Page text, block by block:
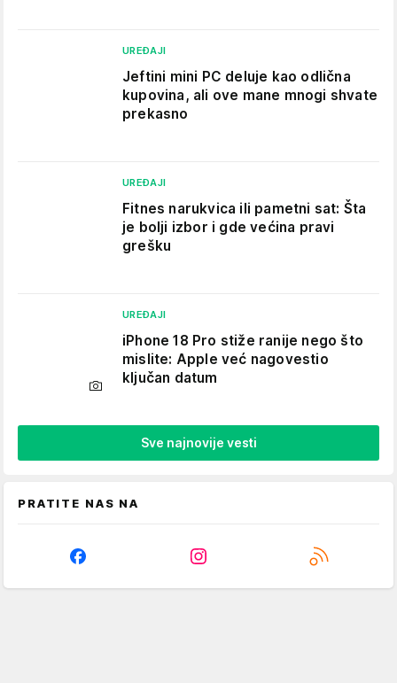
UREĐAJI
Jeftini mini PC deluje kao odlična
kupovina, ali ove mane mnogi shvate
prekasno
UREĐAJI
Fitnes narukvica ili pametni sat: Šta
je bolji izbor i gde većina pravi
grešku
UREĐAJI
iPhone 18 Pro stiže ranije nego što
mislite: Apple već nagovestio
ključan datum
Sve najnovije vesti
PRATITE NAS NA